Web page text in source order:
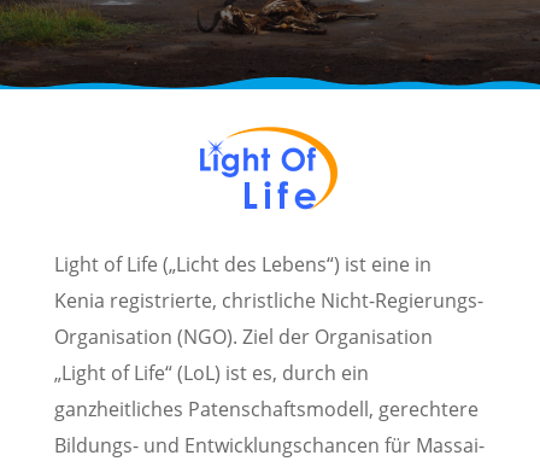
Light of Life („Licht des Lebens“) ist eine in
Kenia registrierte, christliche Nicht-Regierungs-
Organisation (NGO). Ziel der Organisation
„Light of Life“ (LoL) ist es, durch ein
ganzheitliches Patenschaftsmodell, gerechtere
Bildungs- und Entwicklungschancen für Massai-